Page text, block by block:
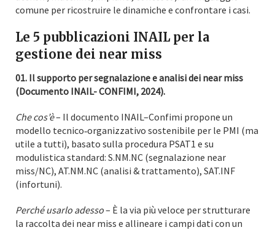
comune per ricostruire le dinamiche e confrontare i casi.
Le 5 pubblicazioni INAIL per la
gestione dei near miss
01. Il supporto per segnalazione e analisi dei near miss
(Documento INAIL- CONFIMI, 2024).
Che cos’è– Il documento INAIL–Confimi propone un
modello tecnico‑organizzativo sostenibile per le PMI (ma
utile a tutti), basato sulla procedura PSAT1 e su
modulistica standard: S.NM.NC (segnalazione near
miss/NC), AT.NM.NC (analisi & trattamento), SAT.INF
(infortuni).
Perché usarlo adesso– È la via più veloce per strutturare
la raccolta dei near miss e allineare i campi dati con un